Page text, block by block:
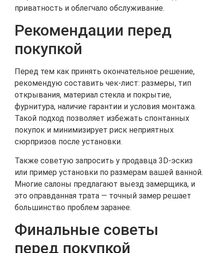
приватность и облегчало обслуживание.
Рекомендации перед
покупкой
Перед тем как принять окончательное решение,
рекомендую составить чек-лист: размеры, тип
открывания, материал стекла и покрытие,
фурнитура, наличие гарантии и условия монтажа.
Такой подход позволяет избежать спонтанных
покупок и минимизирует риск неприятных
сюрпризов после установки.
Также советую запросить у продавца 3D-эскиз
или пример установки по размерам вашей ванной.
Многие салоны предлагают выезд замерщика, и
это оправданная трата — точный замер решает
большинство проблем заранее.
Финальные советы
перед покупкой